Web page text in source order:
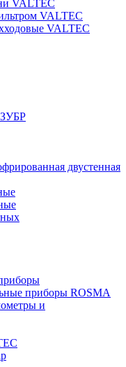
VALTEC
VALTEC
VALTEC
двустенная
приборы ROSMA
и